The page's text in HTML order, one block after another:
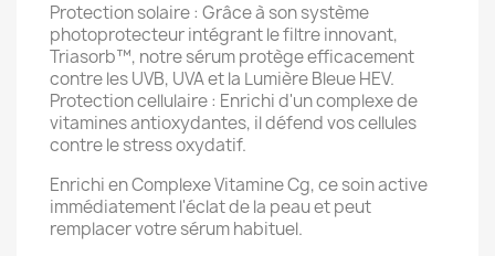
Protection solaire : Grâce à son système
photoprotecteur intégrant le filtre innovant,
Triasorb™, notre sérum protège efficacement
contre les UVB, UVA et la Lumière Bleue HEV.
Protection cellulaire : Enrichi d'un complexe de
vitamines antioxydantes, il défend vos cellules
contre le stress oxydatif.
Enrichi en Complexe Vitamine Cg, ce soin active
immédiatement l'éclat de la peau et peut
remplacer votre sérum habituel.